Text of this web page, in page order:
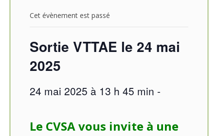
Cet évènement est passé
Sortie VTTAE le 24 mai
2025
24 mai 2025 à 13 h 45 min -
Le CVSA vous invite à une